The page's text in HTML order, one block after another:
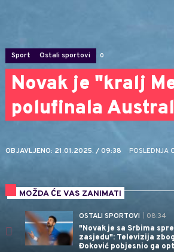
Sport Ostali sportovi 0
Novak je "kralj
polufinala
OBJAVLJENO: 21.01.2025. / 09:38 POSLEDNJA
MOŽDA ĆE VAS ZANIMATI
OSTALI SPORTOVI
| 08:34
"Novak je sa Srbima
zasjedu": Televizija
Đoković pobjesnio ga